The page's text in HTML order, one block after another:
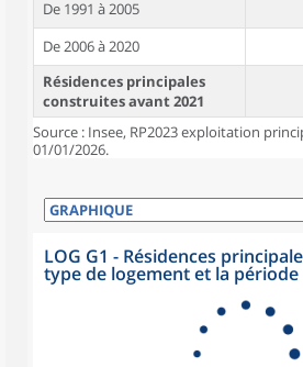
De 1991 à 2005
De 2006 à 2020
Résidences principales
construites avant 2021
Source : Insee, RP2023 exploitation
01/01/2026.
LOG G1 - Résidences
type de logement et la